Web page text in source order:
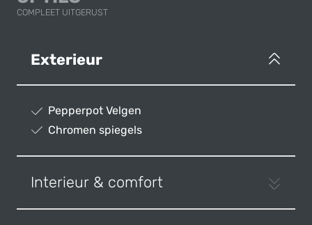
COMPLEET UITGERUST
Exterieur
Pepperpot Velgen
Chromen spiegels
Interieur & comfort